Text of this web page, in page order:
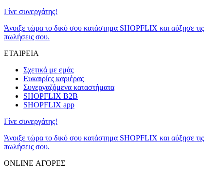
Γίνε συνεργάτης!
Άνοιξε τώρα το δικό σου κατάστημα SHOPFLIX και αύξησε τις
πωλήσεις σου.
ΕΤΑΙΡΕΙΑ
Σχετικά με εμάς
Ευκαιρίες καριέρας
Συνεργαζόμενα καταστήματα
SHOPFLIX B2B
SHOPFLIX app
Γίνε συνεργάτης!
Άνοιξε τώρα το δικό σου κατάστημα SHOPFLIX και αύξησε τις
πωλήσεις σου.
ONLINE ΑΓΟΡΕΣ